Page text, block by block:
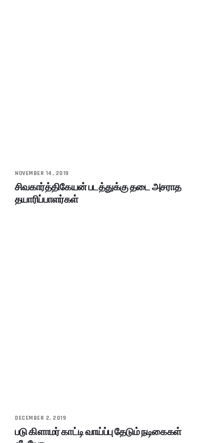
NOVEMBER 14, 2019
சிவகார்த்திகேயன் படத்துக்கு தடை அசராத
தயாரிப்பாளர்கள்
DECEMBER 2, 2019
படு கிளாமர் காட்டி வாய்ப்பு தேடும் நடிகைகள்